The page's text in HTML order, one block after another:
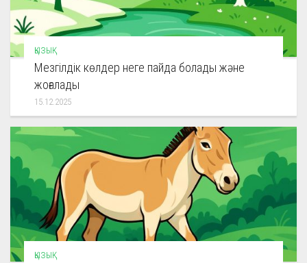
ҚЫЗЫҚ
Мезгілдік көлдер неге пайда болады және
жоғалады
15.12.2025
ҚЫЗЫҚ